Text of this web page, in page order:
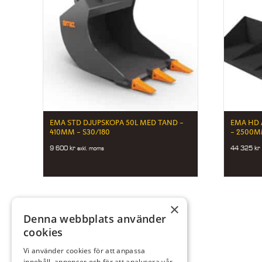
EMA STD DJUPSKOPA 50L MED TAND –
410MM – S30/180
9 600kr exkl. moms
EMA HD
–
44 325kr
×
Denna webbplats använder
cookies
Vi använder cookies för att anpassa